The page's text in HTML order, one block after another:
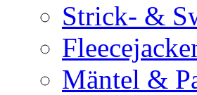
Strick- &
Mäntel &